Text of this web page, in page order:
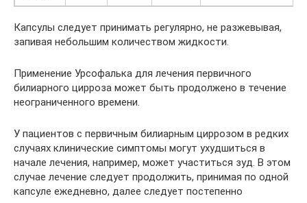
Капсулы следует принимать регулярно, не разжевывая,
запивая небольшим количеством жидкости.
Применение Урсофалька для лечения первичного
билиарного цирроза может быть продолжено в течение
неограниченного времени.
У пациентов с первичным билиарным циррозом в редких
случаях клинические симптомы могут ухудшиться в
начале лечения, например, может участиться зуд. В этом
случае лечение следует продолжить, принимая по одной
капсуле ежедневно, далее следует постепенно